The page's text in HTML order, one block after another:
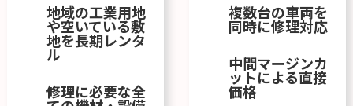
地域の工業用地
や空いている敷
地を長期レンタ
ル
修理に必要な全
複数台の車両を
同時に修理対応
中間マージンカ
ットによる直接
価格